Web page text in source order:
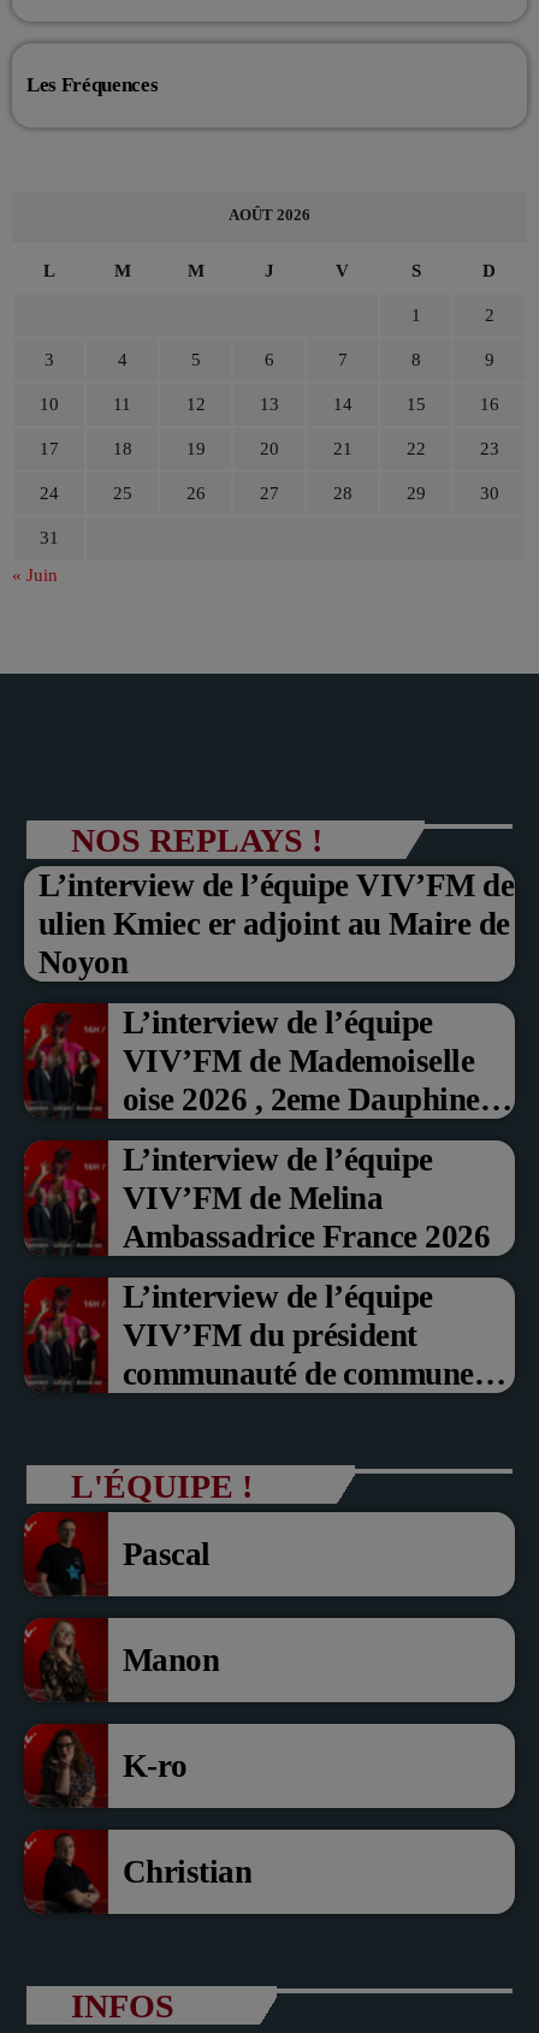
Les Fréquences
AOÛT 2026
L M M J V S D
1 2
3 4 5 6 7 8 9
10 11 12 13 14 15 16
17 18 19 20 21 22 23
24 25 26 27 28 29 30
31
« Juin
NOS REPLAYS !
L’interview de l’équipe VIV’FM de
ulien Kmiec er adjoint au Maire de
Noyon
L’interview de l’équipe
VIV’FM de Mademoiselle
oise 2026 , 2eme Dauphine et
Prix du Public , Marche aux
fruits rouge Noyon 2026
L’interview de l’équipe
VIV’FM de Melina
Ambassadrice France 2026
L’interview de l’équipe
VIV’FM du président
communauté de communes
président com de com
L'ÉQUIPE !
Pascal
Manon
K-ro
Christian
INFOS